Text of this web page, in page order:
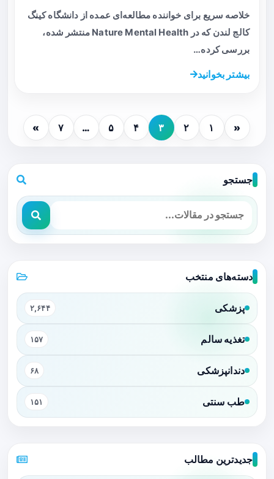
خلاصه سریع برای خواننده مطالعه‌ای عمده از دانشگاه کینگ
کالج لندن که در Nature Mental Health منتشر شده،
بررسی کرده…
بیشتر بخوانید
« ۱ ۲ ۳ ۴ ۵ … ۷ »
جستجو
دسته‌های منتخب
پزشکی ۲,۶۴۴
تغذیه سالم ۱۵۷
دندانپزشکی ۶۸
طب سنتی ۱۵۱
جدیدترین مطالب